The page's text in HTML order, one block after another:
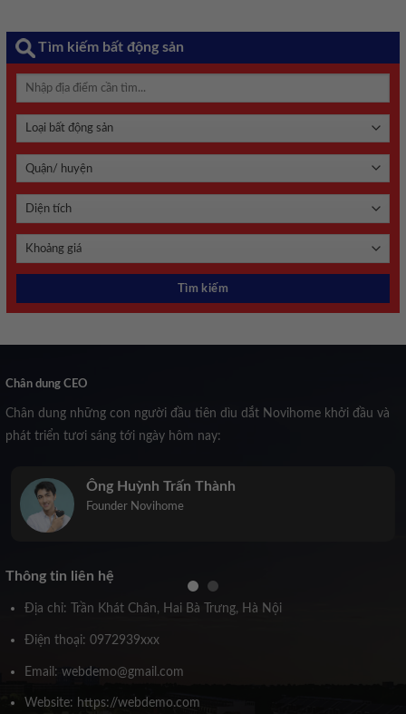
Tìm kiếm bất động sản
Chân dung CEO
Chân dung những con người đầu tiên dìu dắt Novihome khởi đầu và
phát triển tươi sáng tới ngày hôm nay:
Trịnh Kiều Anh
Co-Founder Novihome
Thông tin liên hệ
Địa chỉ: Trần Khát Chân, Hai Bà Trưng, Hà Nội
Điện thoại: 0972939xxx
Email: webdemo@gmail.com
Website: https://webdemo.com